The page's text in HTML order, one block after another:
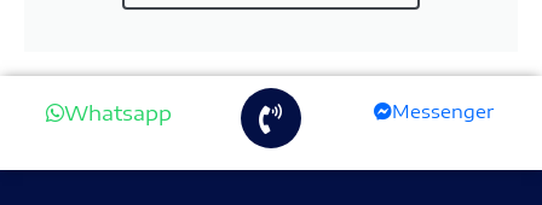
Whatsapp Messenger